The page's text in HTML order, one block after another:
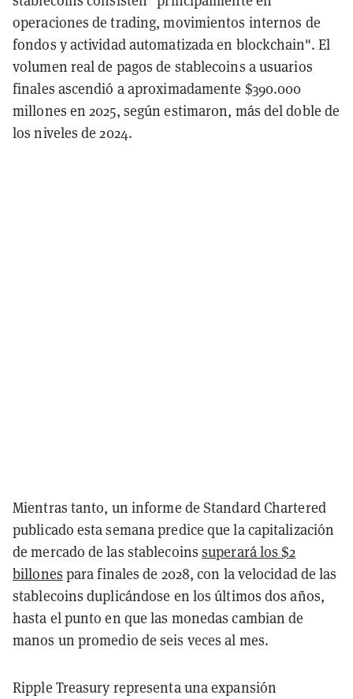
operaciones de trading, movimientos internos de
fondos y actividad automatizada en blockchain". El
volumen real de pagos de stablecoins a usuarios
finales ascendió a aproximadamente $390.000
millones en 2025, según estimaron, más del doble de
los niveles de 2024.
Mientras tanto, un informe de Standard Chartered
publicado esta semana predice que la capitalización
de mercado de las stablecoinssuperará los $2
billones para finales de 2028, con la velocidad de las
stablecoins duplicándose en los últimos dos años,
hasta el punto en que las monedas cambian de
manos un promedio de seis veces al mes.
Ripple Treasury representa una expansión